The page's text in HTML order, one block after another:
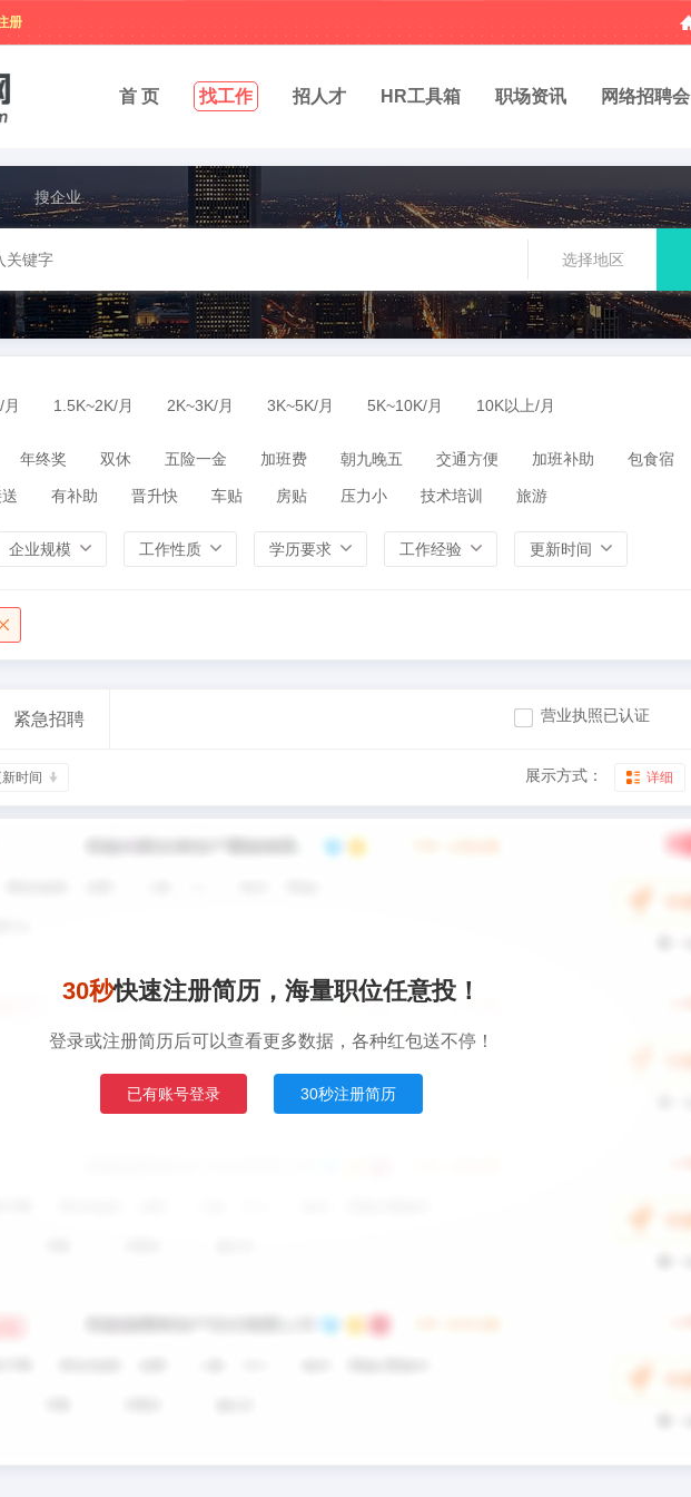
册
首 页 找工作 招人才 HR工具箱 职场资讯 网络招聘会
搜企业
选择地区
1.5K~2K/月 2K~3K/月 3K~5K/月 5K~10K/月 10K以上/月
年终奖 双休 五险一金 加班费 朝九晚五 交通方便 加班补助 包食宿
有补助 晋升快 车贴 房贴 压力小 技术培训 旅游
企业规模 工作性质 学历要求 工作经验 更新时间
紧急招聘 营业执照已认证
时间 展示方式： 详细
30秒快速注册简历，海量职位任意投！
登录或注册简历后可以查看更多数据，各种红包送不停！
已有账号登录 30秒注册简历